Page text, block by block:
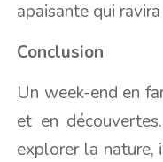
apaisante qui
Conclusion
Un week-end en
et en
explorer la nature,